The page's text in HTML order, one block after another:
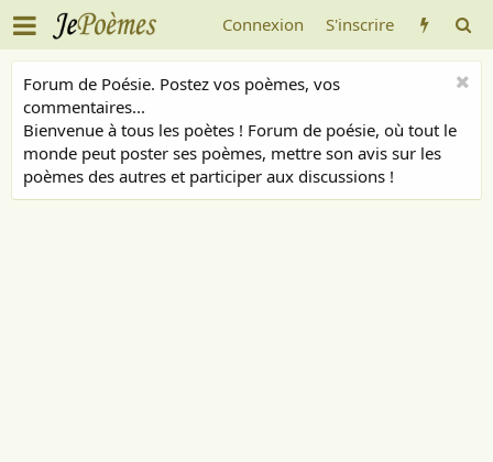
Connexion S'inscrire
Forum de Poésie. Postez vos poèmes, vos
commentaires...
Bienvenue à tous les poètes ! Forum de poésie, où tout le
monde peut poster ses poèmes, mettre son avis sur les
poèmes des autres et participer aux discussions !